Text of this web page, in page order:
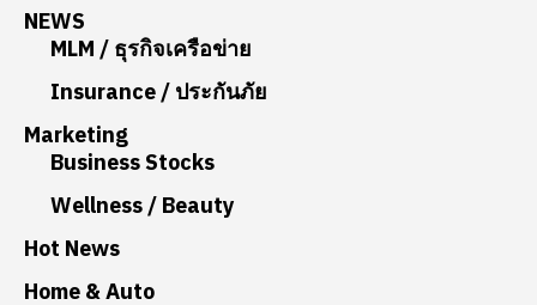
NEWS
MLM / ธุรกิจเครือข่าย
Insurance / ประกันภัย
Marketing
Business Stocks
Wellness / Beauty
Hot News
Home & Auto